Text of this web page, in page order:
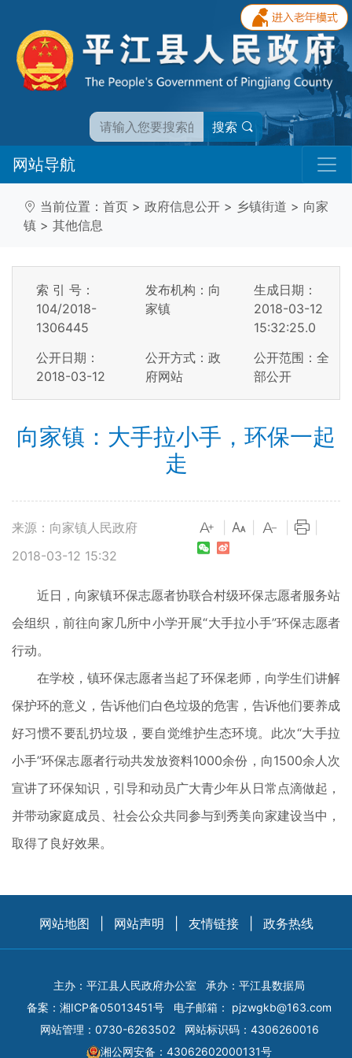
搜索
网站导航
当前位置： 首页 > 政府信息公开 > 乡镇街道 > 向家
镇 > 其他信息
索 引 号：
104/2018-
1306445
发布机构：向
家镇
生成日期：
2018-03-12
15:32:25.0
公开日期：
2018-03-12
公开方式：政
府网站
公开范围：全
部公开
向家镇：大手拉小手，环保一起
走
来源：向家镇人民政府
2018-03-12 15:32
近日，向家镇环保志愿者协联合村级环保志愿者服务站
会组织，前往向家几所中小学开展“大手拉小手”环保志愿者
行动。
在学校，镇环保志愿者当起了环保老师，向学生们讲解
保护环的意义，告诉他们白色垃圾的危害，告诉他们要养成
好习惯不要乱扔垃圾，要自觉维护生态环境。此次“大手拉
小手”环保志愿者行动共发放资料1000余份，向1500余人次
宣讲了环保知识，引导和动员广大青少年从日常点滴做起，
并带动家庭成员、社会公众共同参与到秀美向家建设当中，
取得了良好效果。
网站地图 网站声明 友情链接 政务热线
主办：平江县人民政府办公室
承办：平江县数据局
备案： 湘ICP备05013451号 电子邮箱： pjzwgkb@163.com
网站管理：0730-6263502
网站标识码：4306260016
湘公网安备：43062602000131号